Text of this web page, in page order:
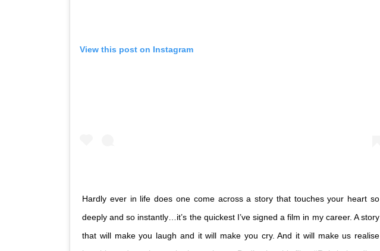
View this post on Instagram
Hardly ever in life does one come across a story that touches your heart so
deeply and so instantly…it’s the quickest I’ve signed a film in my career. A story
that will make you laugh and it will make you cry. And it will make us realise